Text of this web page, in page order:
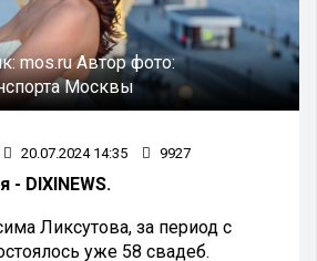
mos.ruАвтор фото:
Москвы
20.07.2024 14:35 9927
- DIXINEWS.
Ликсутова, за период с
уже 58 свадеб.